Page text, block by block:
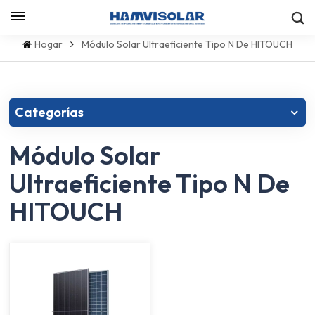
Hogar Módulo Solar Ultraeficiente Tipo N De HITOUCH
Categorías
Módulo Solar
Ultraeficiente Tipo N De
HITOUCH